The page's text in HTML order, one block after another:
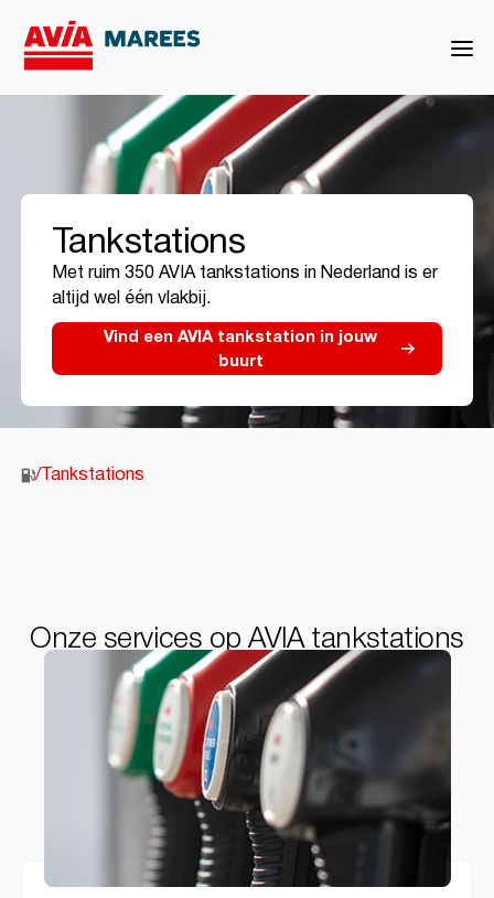
Tankstations
Met ruim 350 AVIA tankstations in Nederland is er
altijd wel één vlakbij.
Vind een AVIA tankstation in jouw
buurt
/Tankstations
Onze services op AVIA tankstations